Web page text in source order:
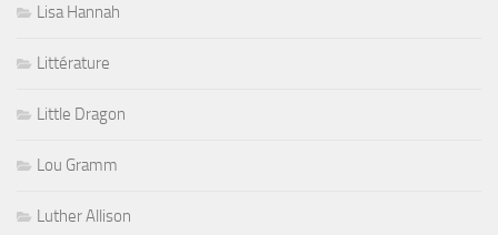
Lisa Hannah
Littérature
Little Dragon
Lou Gramm
Luther Allison